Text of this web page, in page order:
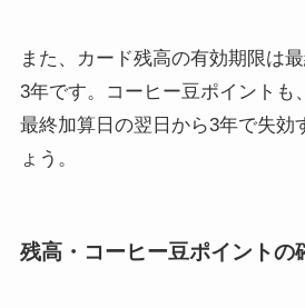
また、カード残高の有効期限は
3年です。コーヒー豆ポイントも
最終加算日の翌日から3年で失効
ょう。
残高・コーヒー豆ポイントの